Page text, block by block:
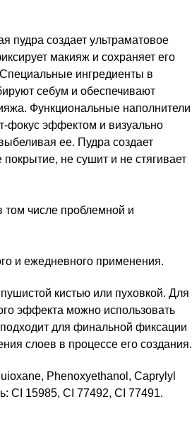
пудра создает ультраматовое
макияж и сохраняет его
ингредиенты в
себум и обеспечивают
Функциональные наполнители
эффектом и визуально
ее. Пудра создает
не сушит и не стягивает
том числе проблемной и
и ежедневного применения.
кистью или пуховкой. Для
эффекта можно использовать
для финальной фиксации
слоев в процессе его создания.
Phenoxyethanol, Caprylyl
CI 15985, CI 77492, CI 77491.